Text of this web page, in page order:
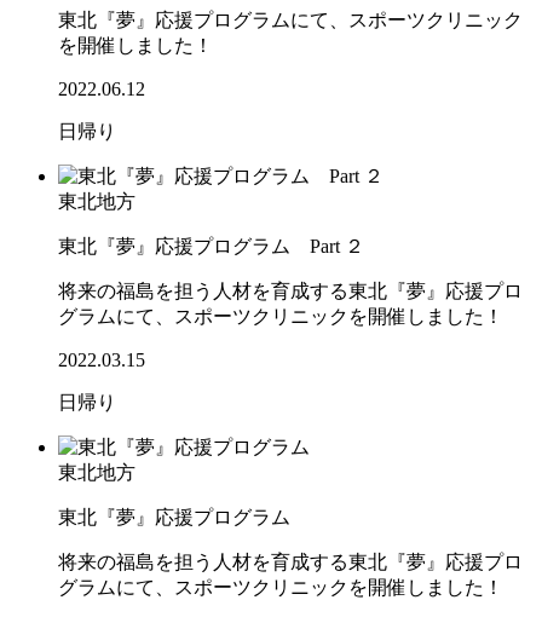
東北『夢』応援プログラムにて、スポーツクリニック
を開催しました！
2022.06.12
日帰り
東北地方
東北『夢』応援プログラム Part ２
将来の福島を担う人材を育成する東北『夢』応援プロ
グラムにて、スポーツクリニックを開催しました！
2022.03.15
日帰り
東北地方
東北『夢』応援プログラム
将来の福島を担う人材を育成する東北『夢』応援プロ
グラムにて、スポーツクリニックを開催しました！